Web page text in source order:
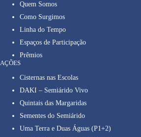
Quem Somos
Como Surgimos
Linha do Tempo
Espaços de Participação
Prêmios
AÇÕES
Cisternas nas Escolas
DAKI – Semiárido Vivo
Quintais das Margaridas
Sementes do Semiárido
Uma Terra e Duas Águas (P1+2)